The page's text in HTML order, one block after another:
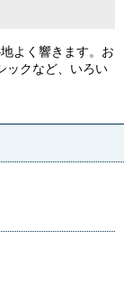
よく響きます。お
ックなど、いろい